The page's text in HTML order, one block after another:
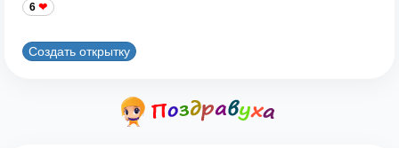
6
Создать открытку